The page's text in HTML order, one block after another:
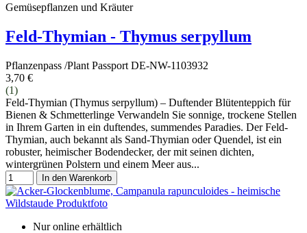
Gemüsepflanzen und Kräuter
Feld-Thymian - Thymus serpyllum
Pflanzenpass /Plant Passport DE-NW-1103932
3,70 €
(1)
Feld-Thymian (Thymus serpyllum) – Duftender Blütenteppich für
Bienen & Schmetterlinge Verwandeln Sie sonnige, trockene Stellen
in Ihrem Garten in ein duftendes, summendes Paradies. Der Feld-
Thymian, auch bekannt als Sand-Thymian oder Quendel, ist ein
robuster, heimischer Bodendecker, der mit seinen dichten,
wintergrünen Polstern und einem Meer aus...
In den Warenkorb
Nur online erhältlich